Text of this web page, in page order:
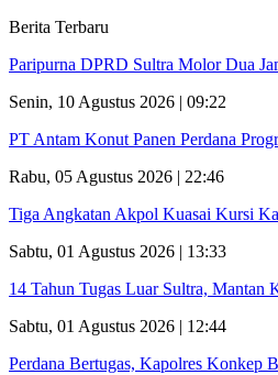
Berita Terbaru
Paripurna DPRD Sultra Molor Dua
Senin, 10 Agustus 2026 | 09:22
PT Antam Konut Panen Perdana
Rabu, 05 Agustus 2026 | 22:46
Tiga Angkatan Akpol Kuasai Kursi
Sabtu, 01 Agustus 2026 | 13:33
14 Tahun Tugas Luar Sultra, Mantan
Sabtu, 01 Agustus 2026 | 12:44
Perdana Bertugas, Kapolres Konkep